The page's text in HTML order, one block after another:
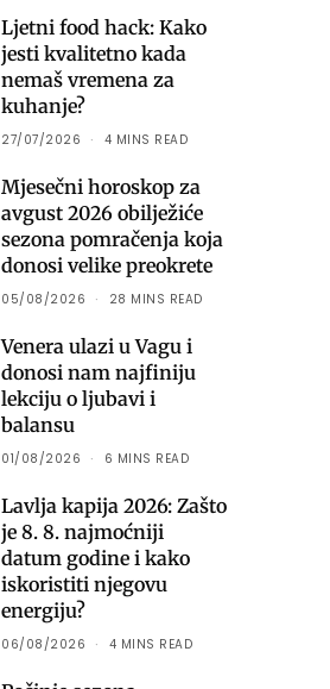
Ljetni food hack: Kako
jesti kvalitetno kada
nemaš vremena za
kuhanje?
27/07/2026 4 MINS READ
Mjesečni horoskop za
avgust 2026 obilježiće
sezona pomračenja koja
donosi velike preokrete
05/08/2026 28 MINS READ
Venera ulazi u Vagu i
donosi nam najfiniju
lekciju o ljubavi i
balansu
01/08/2026 6 MINS READ
Lavlja kapija 2026: Zašto
je 8. 8. najmoćniji
datum godine i kako
iskoristiti njegovu
energiju?
06/08/2026 4 MINS READ